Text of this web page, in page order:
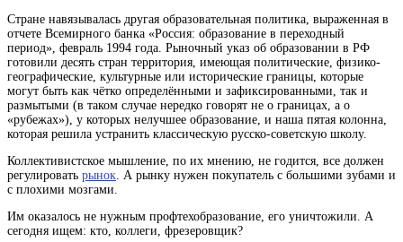
Стране навязывалась другая образовательная политика, выраженная в
отчете Всемирного банка «Россия: образование в переходный
период», февраль 1994 года. Рыночный указ об образовании в РФ
готовили десять стран территория, имеющая политические, физико-
географические, культурные или исторические границы, которые
могут быть как чётко определёнными и зафиксированными, так и
размытыми (в таком случае нередко говорят не о границах, а о
«рубежах») , у которых нелучшее образование, и наша пятая колонна,
которая решила устранить классическую русско-советскую школу.
Коллективистское мышление, по их мнению, не годится, все должен
регулировать рынок . А рынку нужен покупатель с большими зубами и
с плохими мозгами.
Им оказалось не нужным профтехобразование, его уничтожили. А
сегодня ищем: кто, коллеги, фрезеровщик?